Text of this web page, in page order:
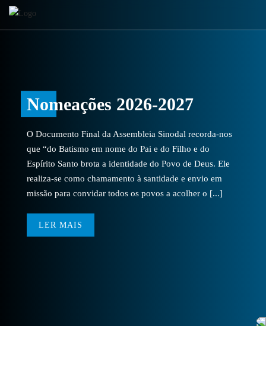
Nomeações 2026-2027
O Documento Final da Assembleia Sinodal recorda-nos
que “do Batismo em nome do Pai e do Filho e do
Espírito Santo brota a identidade do Povo de Deus. Ele
realiza-se como chamamento à santidade e envio em
missão para convidar todos os povos a acolher o [...]
LER MAIS